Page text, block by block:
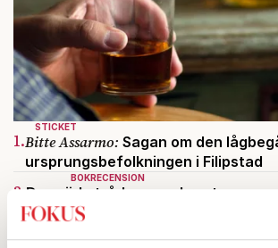
STICKET
1.Bitte Assarmo: Sagan om den
ursprungsbefolkningen i Filipstad
BOKRECENSION
2. Den röda tråden som brast
Av: Gustaf Lewander
KRÖNIKA
3.Frans Wachtmeister:Ja, AC är ett